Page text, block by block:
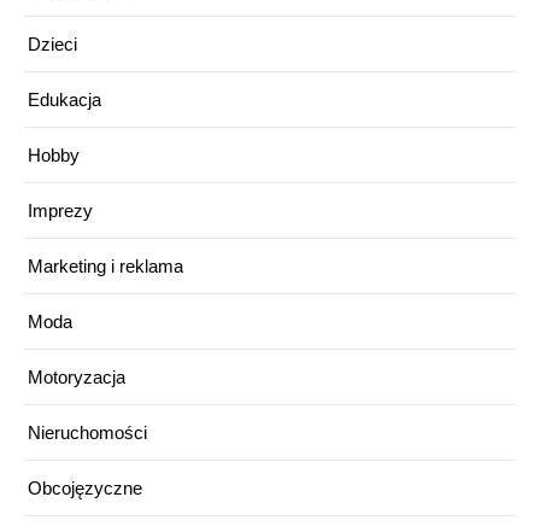
Dzieci
Edukacja
Hobby
Imprezy
Marketing i reklama
Moda
Motoryzacja
Nieruchomości
Obcojęzyczne